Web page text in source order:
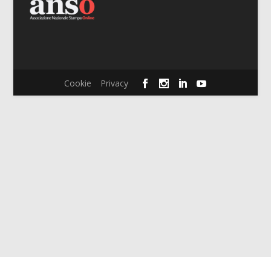
Cookie Privacy